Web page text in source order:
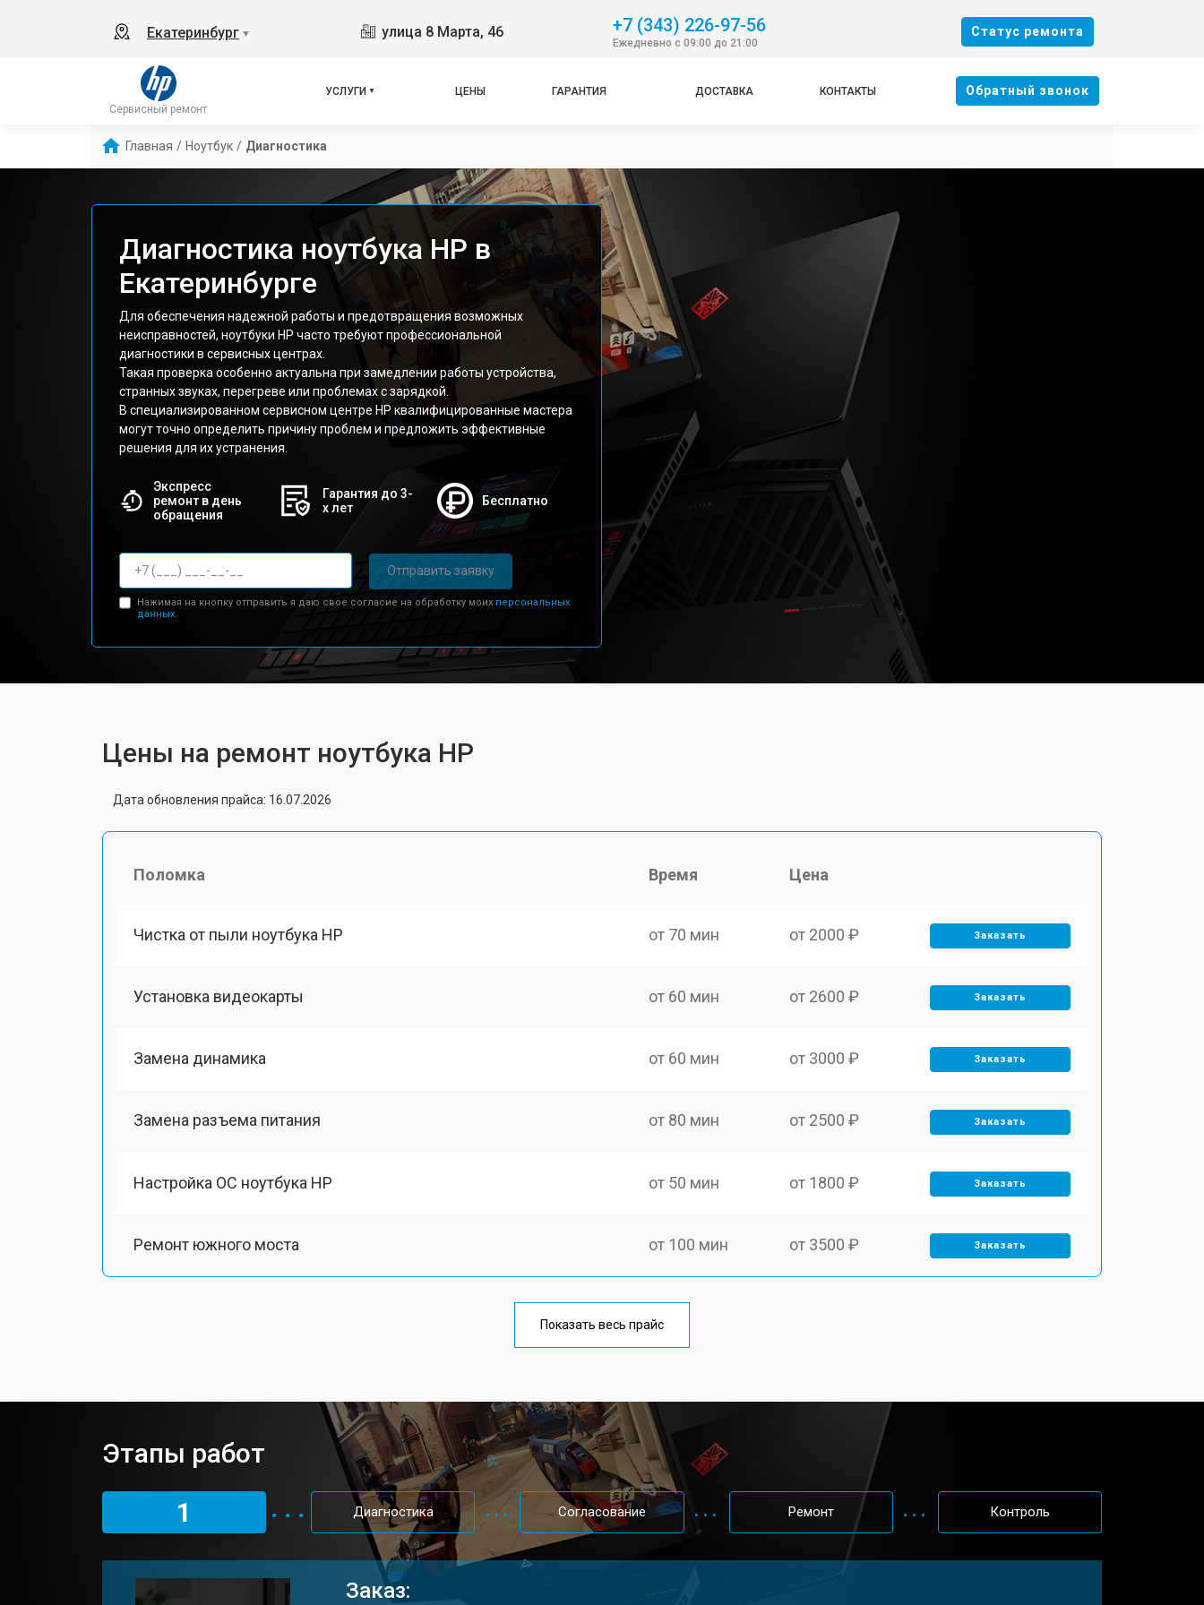
Екатеринбург ▼ улица 8 Марта, 46 +7 (343) 226-97-56
Ежедневно с 09:00 до 21:00
Cтатус ремонта
Сервисный ремонт
УСЛУГИ ЦЕНЫ ГАРАНТИЯ ДОСТАВКА КОНТАКТЫ Oбратный звонок
Главная / Ноутбук / Диагностика
Диагностика ноутбука HP в
Екатеринбурге
Для обеспечения надежной работы и предотвращения возможных
неисправностей, ноутбуки HP часто требуют профессиональной
диагностики в сервисных центрах.
Такая проверка особенно актуальна при замедлении работы устройства,
странных звуках, перегреве или проблемах с зарядкой.
В специализированном сервисном центре HP квалифицированные мастера
могут точно определить причину проблем и предложить эффективные
решения для их устранения.
Экспресс
ремонт в день
обращения
Гарантия до 3-
х лет
Бесплатно
Отправить заявку
Нажимая на кнопку отправить я даю свое согласие на обработку моих персональных
данных.
Цены на ремонт ноутбука HP
Дата обновления прайса: 16.07.2026
Поломка Время Цена
Чистка от пыли ноутбука HP от 70 мин от 2000 ₽ Заказать
Установка видеокарты от 60 мин от 2600 ₽ Заказать
Замена динамика от 60 мин от 3000 ₽ Заказать
Замена разъема питания от 80 мин от 2500 ₽ Заказать
Настройка ОС ноутбука HP от 50 мин от 1800 ₽ Заказать
Ремонт южного моста от 100 мин от 3500 ₽ Заказать
от 60 мин
Установка драйверов Windows от 40 мин
Ремонт мультиконтроллера от 80 мин от 2300 ₽ Заказать
Замена жесткого диска HDD/SSD от 3300 ₽
Показать весь прайс
Этапы работ
1
Диагностика Согласование Ремонт Контроль
Заказ: